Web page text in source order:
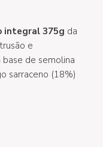
integral 375g da
e
de semolina
sarraceno (18%)